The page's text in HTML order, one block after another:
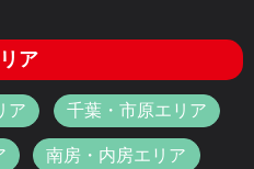
ア
ア 千葉・市原エリア
南房・内房エリア